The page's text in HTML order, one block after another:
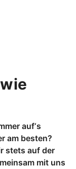
auf‘s
am besten?
stets auf der
mit uns